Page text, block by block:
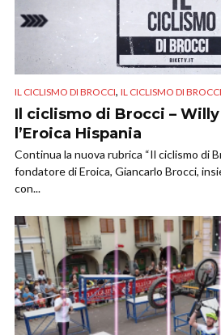
IL CICLISMO DI BROCCI, IL CICLISMO DI BROCCI
Il ciclismo di Brocci –
l’Eroica Hispania
Continua la nuova rubrica “Il ciclismo di
fondatore di Eroica, Giancarlo Brocci,
con...